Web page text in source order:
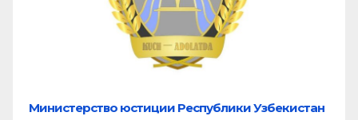
Министерство юстиции Республики Узбекистан